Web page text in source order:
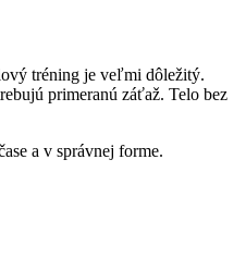
tréning je veľmi dôležitý.
primeranú záťaž. Telo bez
a v správnej forme.